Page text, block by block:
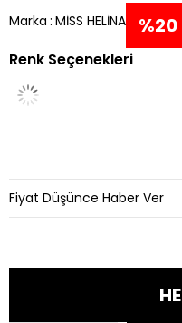
Marka : MİSS HELİNA %20
İndirim
Renk Seçenekleri
Fiyat Düşünce Haber Ver